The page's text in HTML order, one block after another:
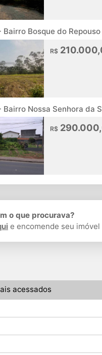
Bairro Bosque do Repouso
R$
Bairro Nossa Senhora da
R$
o que procurava?
e encomende seu imóvel
acessados